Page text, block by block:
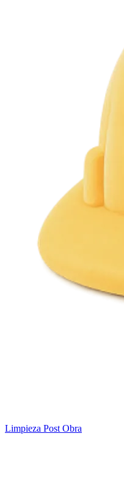
Limpieza Post Obra